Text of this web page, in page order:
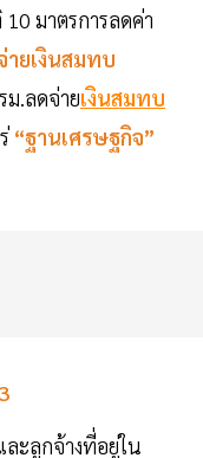
มาตรการลดค่า
ายเงินสมทบ
ม.ลดจ่ายเงินสมทบ
“ฐานเศรษฐกิจ”
ะลูกจ้างที่อยู่ใน